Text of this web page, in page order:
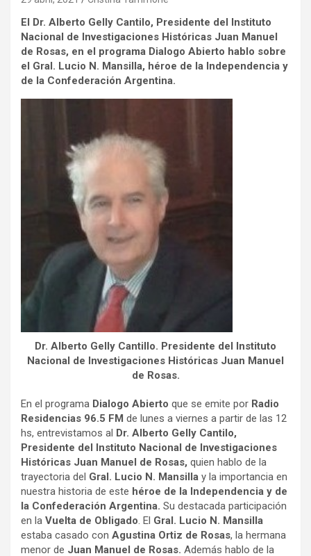
El Dr. Alberto Gelly Cantilo, Presidente del Instituto
Nacional de Investigaciones Históricas Juan Manuel
de Rosas, en el programa Dialogo Abierto hablo sobre
el Gral. Lucio N. Mansilla, héroe de la Independencia y
de la Confederación Argentina.
Dr. Alberto Gelly Cantillo. Presidente del Instituto
Nacional de Investigaciones Históricas Juan Manuel
de Rosas.
En el programa Dialogo Abierto que se emite por Radio
Residencias 96.5 FM de lunes a viernes a partir de las 12
hs, entrevistamos al Dr. Alberto Gelly Cantilo,
Presidente del Instituto Nacional de Investigaciones
Históricas Juan Manuel de Rosas, quien hablo de la
trayectoria del Gral. Lucio N. Mansilla y la importancia en
nuestra historia de este héroe de la Independencia y de
la Confederación Argentina. Su destacada participación
en la Vuelta de Obligado. El Gral. Lucio N. Mansilla
estaba casado con Agustina Ortiz de Rosas, la hermana
menor de Juan Manuel de Rosas. Además hablo de la